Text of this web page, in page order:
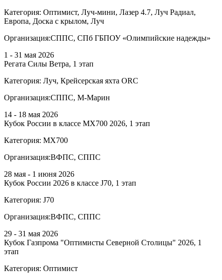
Категория: Оптимист, Луч-мини, Лазер 4.7, Луч Радиал,
Европа, Доска с крылом, Луч
Организация:СППС, СПб ГБПОУ «Олимпийские надежды»
1 - 31 мая 2026
Регата Силы Ветра, 1 этап
Категория: Луч, Крейсерская яхта ORC
Организация:СППС, М-Марин
14 - 18 мая 2026
Кубок России в классе MX700 2026, 1 этап
Категория: МХ700
Организация:ВФПС, СППС
28 мая - 1 июня 2026
Кубок России 2026 в классе J70, 1 этап
Категория: J70
Организация:ВФПС, СППС
29 - 31 мая 2026
Кубок Газпрома "Оптимисты Северной Столицы" 2026, 1
этап
Категория: Оптимист